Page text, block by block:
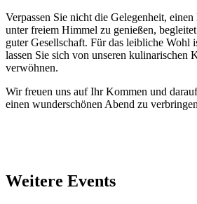
Verpassen Sie nicht die Gelegenheit, einen
unter freiem Himmel zu genießen,
guter Gesellschaft. Für das leibliche Wohl
lassen Sie sich von unseren kulinarischen
verwöhnen.
Wir freuen uns auf Ihr Kommen und
einen wunderschönen Abend zu
Weitere Events